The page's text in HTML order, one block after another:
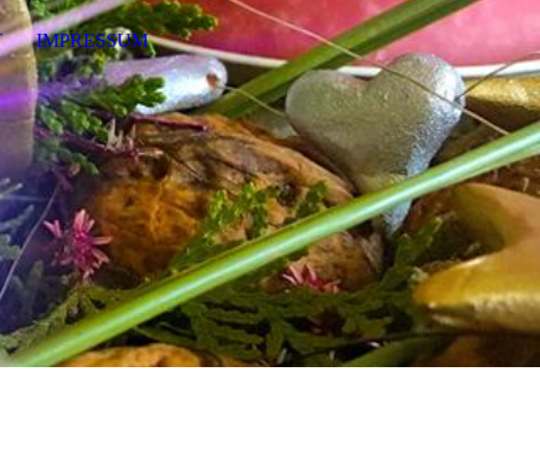
IMPRESSUM